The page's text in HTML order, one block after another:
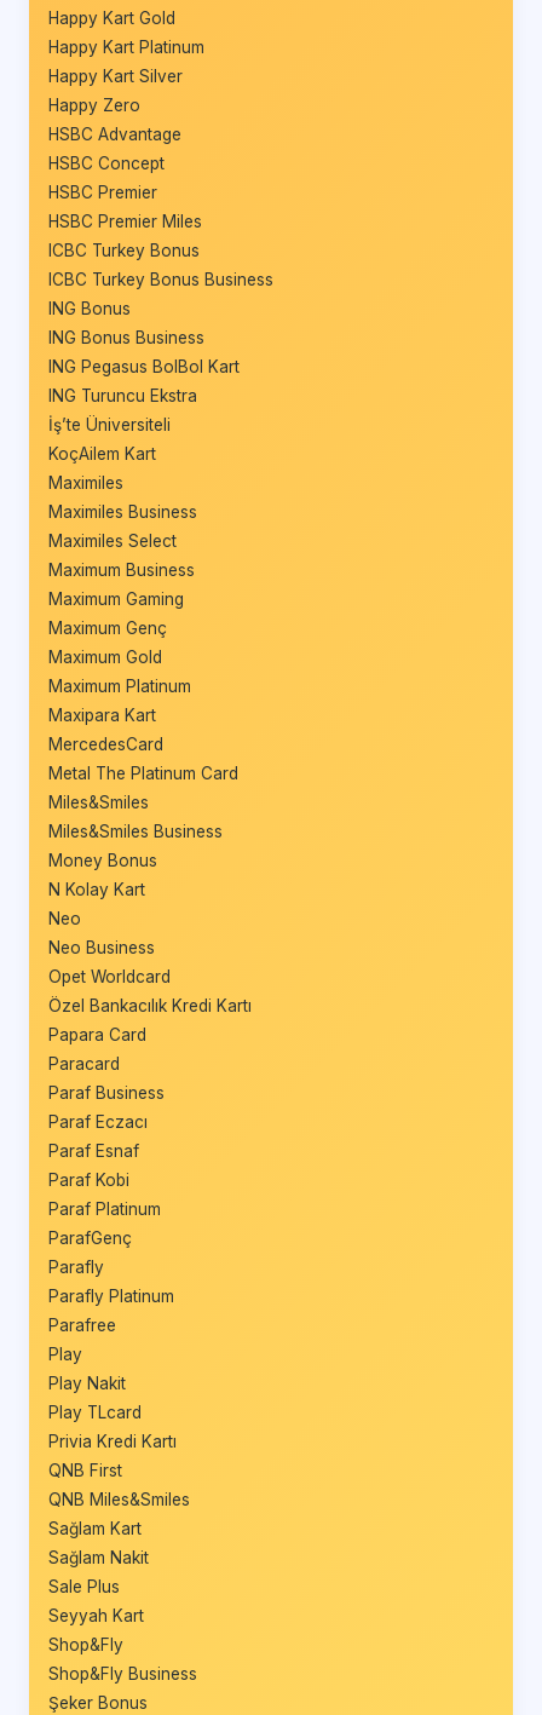
Happy Kart Gold
Happy Kart Platinum
Happy Kart Silver
Happy Zero
HSBC Advantage
HSBC Concept
HSBC Premier
HSBC Premier Miles
ICBC Turkey Bonus
ICBC Turkey Bonus Business
ING Bonus
ING Bonus Business
ING Pegasus BolBol Kart
ING Turuncu Ekstra
İş’te Üniversiteli
KoçAilem Kart
Maximiles
Maximiles Business
Maximiles Select
Maximum Business
Maximum Gaming
Maximum Genç
Maximum Gold
Maximum Platinum
Maxipara Kart
MercedesCard
Metal The Platinum Card
Miles&Smiles
Miles&Smiles Business
Money Bonus
N Kolay Kart
Neo
Neo Business
Opet Worldcard
Özel Bankacılık Kredi Kartı
Papara Card
Paracard
Paraf Business
Paraf Eczacı
Paraf Esnaf
Paraf Kobi
Paraf Platinum
ParafGenç
Parafly
Parafly Platinum
Parafree
Play
Play Nakit
Play TLcard
Privia Kredi Kartı
QNB First
QNB Miles&Smiles
Sağlam Kart
Sağlam Nakit
Sale Plus
Seyyah Kart
Shop&Fly
Shop&Fly Business
Şeker Bonus